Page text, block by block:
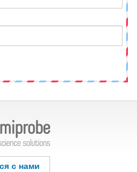
с нами